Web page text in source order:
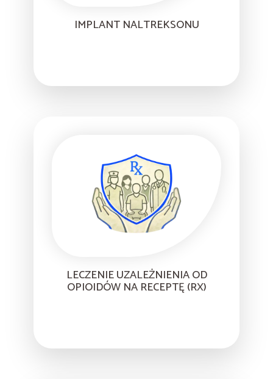
IMPLANT NALTREKSONU
LECZENIE UZALEŻNIENIA OD
OPIOIDÓW NA RECEPTĘ (RX)